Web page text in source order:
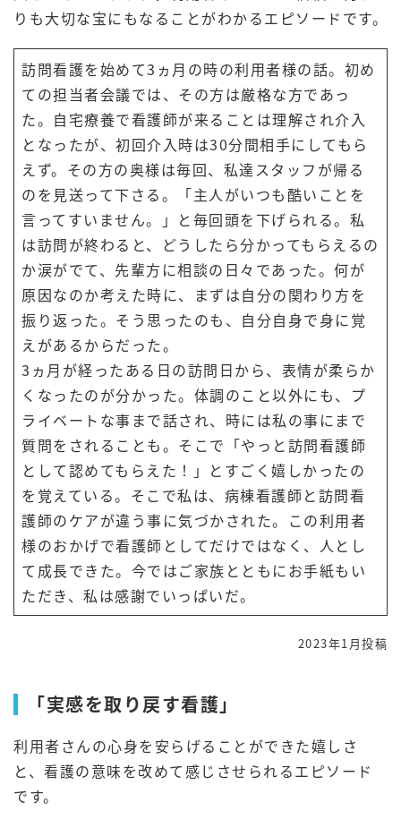
りも大切な宝にもなることがわかるエピソードです。
訪問看護を始めて3 ヵ 月の時の利用者様の話。初め
ての担当者会議では、その方は厳格な方であっ
た。自宅療養で看護師が来ることは理解され介入
となったが、初回介入時は30分間相手にしてもら
えず。その方の奥様は毎回、私達スタッフが帰る
のを見送って下さる。「主人がいつも酷いことを
言ってすいません。」と毎回頭を下げられる。私
は訪問が終わると、どうしたら分かってもらえるの
か涙がでて、先輩方に相談の日々であった。何が
原因なのか考えた時に、まずは自分の関わり方を
振り返った。そう思ったのも、自分自身で身に覚
えがあるからだった。
3ヵ月が経ったある日の訪問日から、表情が柔らか
くなったのが分かった。体調のこと以外にも、プ
ライベートな事まで話され、時には私の事にまで
質問をされることも。そこで「やっと訪問看護師
として認めてもらえた！」とすごく嬉しかったの
を覚えている。そこで私は、病棟看護師と訪問看
護師のケアが違う事に気づかされた。この利用者
様のおかげで看護師としてだけではなく、人とし
て成長できた。今ではご家族とともにお手紙もい
ただき、私は感謝でいっぱいだ。
2023年1月投稿
「実感を取り戻す看護」
利用者さんの心身を安らげることができた嬉しさ
と、看護の意味を改めて感じさせられるエピソード
です。